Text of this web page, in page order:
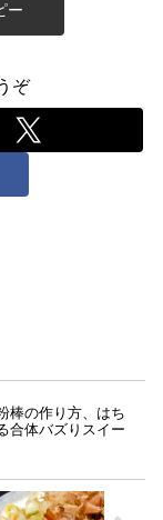
ー
ぞ
棒の作り方、はち
合体バズりスイー